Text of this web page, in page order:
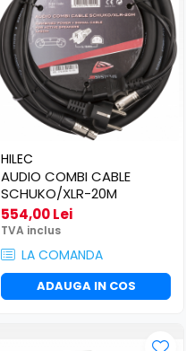
HILEC
AUDIO COMBI CABLE
SCHUKO/XLR-20M
554,00 Lei
TVA inclus
LA COMANDA
ADAUGA IN COS